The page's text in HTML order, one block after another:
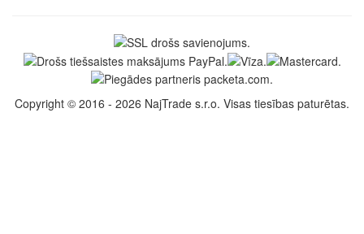
Copyright © 2016 - 2026 NajTrade s.r.o. Visas tiesības paturētas.